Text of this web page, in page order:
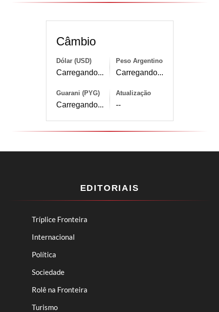
Câmbio
Dólar (USD)
Carregando...
Peso Argentino
Carregando...
Guarani (PYG)
Carregando...
Atualização
--
EDITORIAIS
Tríplice Fronteira
Internacional
Política
Sociedade
Rolê na Fronteira
Turismo